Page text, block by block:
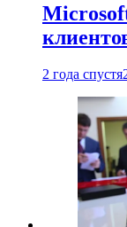
2 года спустя